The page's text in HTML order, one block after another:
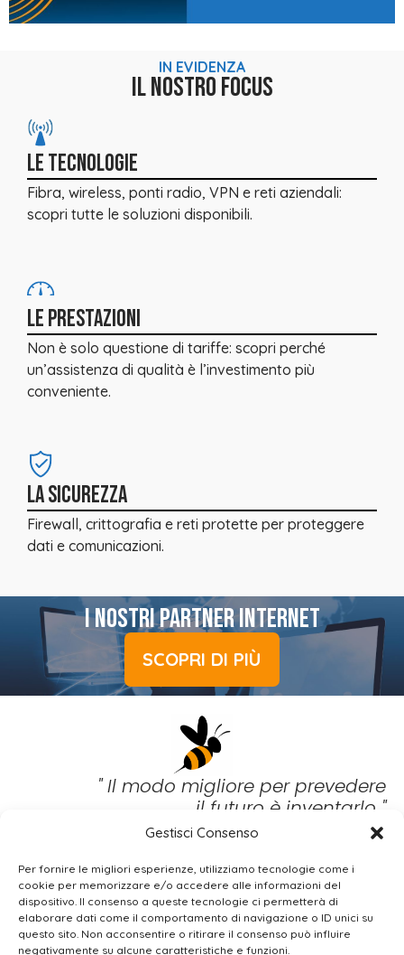
Gestisci Consenso
Per fornire le migliori esperienze, utilizziamo tecnologie come i
cookie per memorizzare e/o accedere alle informazioni del
dispositivo. Il consenso a queste tecnologie ci permetterà di
elaborare dati come il comportamento di navigazione o ID unici su
questo sito. Non acconsentire o ritirare il consenso può influire
negativamente su alcune caratteristiche e funzioni.
IN EVIDENZA
IL NOSTRO FOCUS
LE TECNOLOGIE
Fibra, wireless, ponti radio, VPN e reti aziendali:
scopri tutte le soluzioni disponibili.
LE PRESTAZIONI
Non è solo questione di tariffe: scopri perché
un’assistenza di qualità è l’investimento più
conveniente.
LA SICUREZZA
Firewall, crittografia e reti protette per proteggere
dati e comunicazioni.
I NOSTRI PARTNER INTERNET
SCOPRI DI PIÙ
" Il modo migliore per prevedere
il futuro è inventarlo "
(Alan Key)
BEEWIRED SRL
Via Gualtiero Serafino, 8 – 00136 Roma (IT)
+39 06 37.500.503 |info@beewired.it |
beewired@legalmail.it